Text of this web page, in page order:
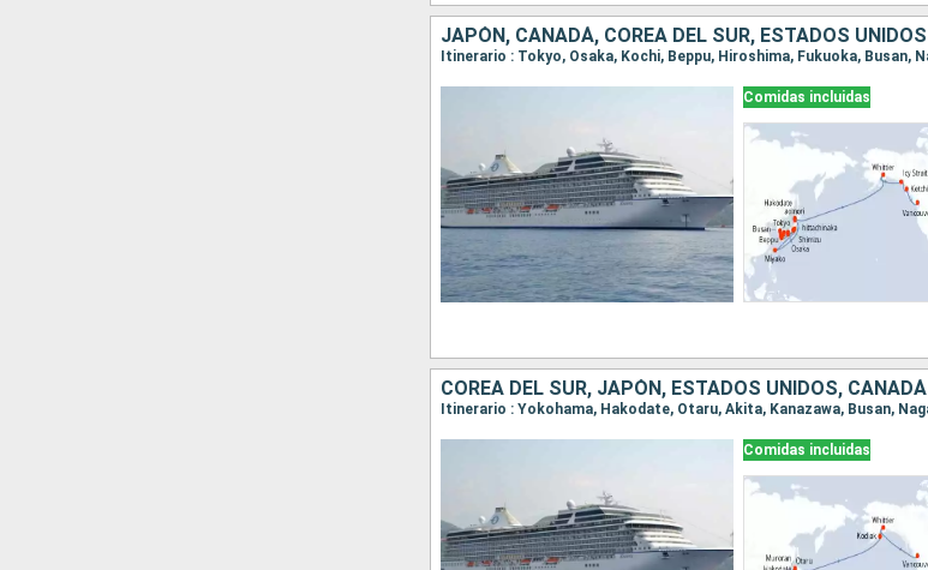
JAPÓN, CANADÁ, COREA DEL SUR, ESTADOS UNIDOS
Comidas incluidas
COREA DEL SUR, JAPÓN, ESTADOS UNIDOS, CANADÁ
Comidas incluidas